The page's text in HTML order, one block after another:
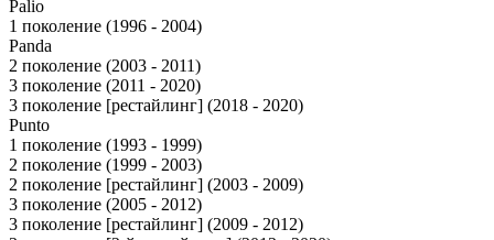
Palio
1 поколение (1996 - 2004)
Panda
2 поколение (2003 - 2011)
3 поколение (2011 - 2020)
3 поколение [рестайлинг] (2018 - 2020)
Punto
1 поколение (1993 - 1999)
2 поколение (1999 - 2003)
2 поколение [рестайлинг] (2003 - 2009)
3 поколение (2005 - 2012)
3 поколение [рестайлинг] (2009 - 2012)